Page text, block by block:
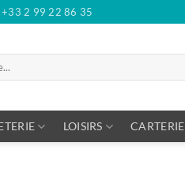
+33 2 99 22 86 35
LOISIRS CARTERIE